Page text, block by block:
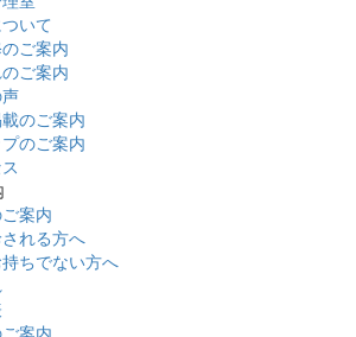
いて
ご案内
ご案内
のご案内
のご案内
案内
れる方へ
ちでない方へ